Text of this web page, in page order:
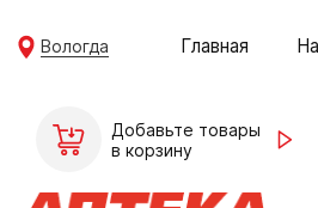
Вологда Главная
Добавьте товары
в корзину